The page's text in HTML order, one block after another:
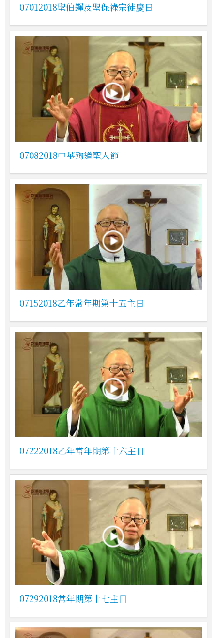
07012018聖伯鐸及聖保祿宗徒慶日
07082018中華殉道聖人節
07152018乙年常年期第十五主日
07222018乙年常年期第十六主日
07292018常年期第十七主日